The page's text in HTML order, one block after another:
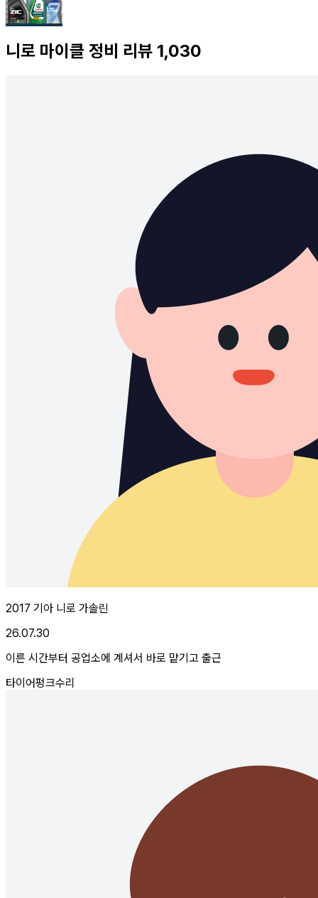
니로 마이클 정비 리뷰 1,030
2017 기아 니로 가솔린
26.07.30
이른 시간부터 공업소에 계셔서 바로 맡기고 출근
타이어펑크수리